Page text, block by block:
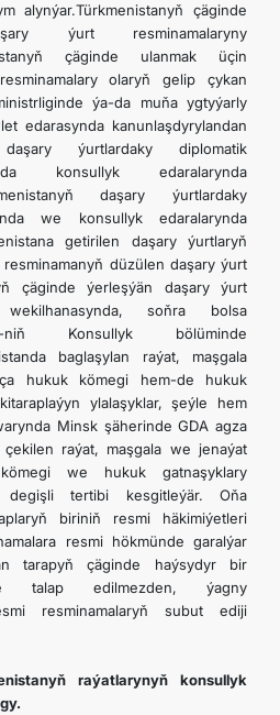
alynýar.Türkmenistanyň çäginde
ýurt resminamalaryny
çäginde ulanmak üçin
olaryň gelip çykan
ýa-da muňa ygtyýarly
edarasynda kanunlaşdyrylandan
ýurtlardaky diplomatik
da konsullyk edaralarynda
daşary ýurtlardaky
we konsullyk edaralarynda
getirilen daşary ýurtlaryň
resminamanyň düzülen daşary ýurt
çäginde ýerleşýän daşary ýurt
soňra bolsa
niň Konsullyk bölüminde
baglaşylan raýat, maşgala
hukuk kömegi hem-de hukuk
ylalaşyklar, şeýle hem
Minsk şäherinde GDA agza
raýat, maşgala we jenaýat
we hukuk gatnaşyklary
degişli tertibi kesgitleýär. Oňa
biriniň resmi häkimiýetleri
resmi hökmünde garalýar
tarapyň çäginde haýsydyr bir
talap edilmezden, ýagny
resminamalaryň subut ediji
raýatlarynyň konsullyk